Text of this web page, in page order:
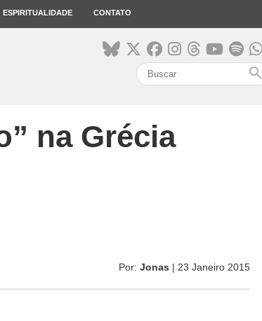
ESPIRITUALIDADE CONTATO
search
na Grécia
Por: Jonas | 23 Janeiro 2015